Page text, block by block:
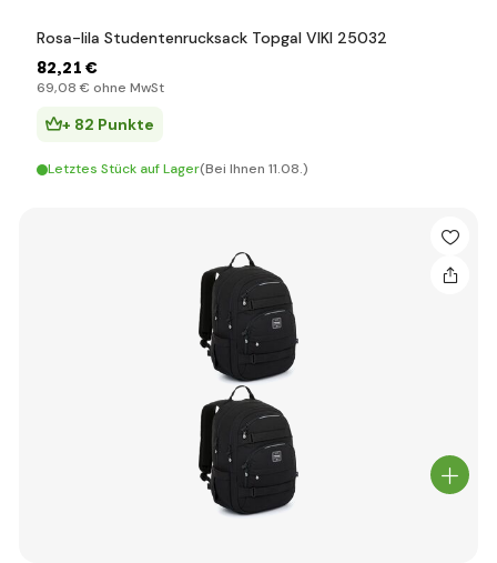
Rosa-lila Studentenrucksack Topgal VIKI 25032
82,21 €
69,08 € ohne MwSt
+ 82 Punkte
Letztes Stück auf Lager(Bei Ihnen 11.08.)